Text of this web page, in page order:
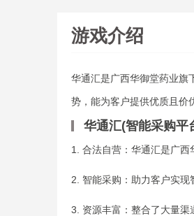
游戏介绍
华通汇是广西华御堂药业旗
势，能为客户提供优质且价
华通汇(智能采购平
1. 合法自营：华通汇是广
2. 智能采购：助力客户实
3. 资源丰富：整合了大量